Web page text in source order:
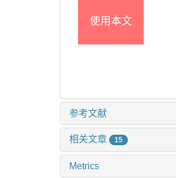
使用本文
参考文献
相关文章 15
Metrics